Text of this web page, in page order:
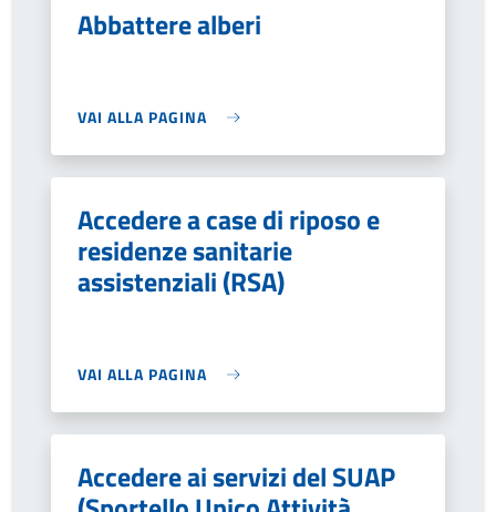
Abbattere alberi
VAI ALLA PAGINA
Accedere a case di riposo e
residenze sanitarie
assistenziali (RSA)
VAI ALLA PAGINA
Accedere ai servizi del SUAP